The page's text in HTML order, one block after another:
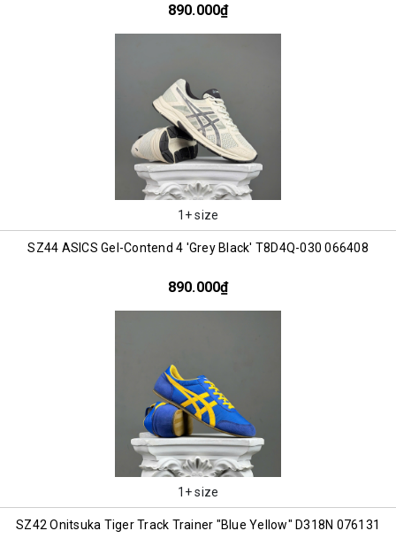
890.000₫
1+ size
SZ44 ASICS Gel-Contend 4 'Grey Black' T8D4Q-030 066408
890.000₫
1+ size
SZ42 Onitsuka Tiger Track Trainer "Blue Yellow" D318N 076131